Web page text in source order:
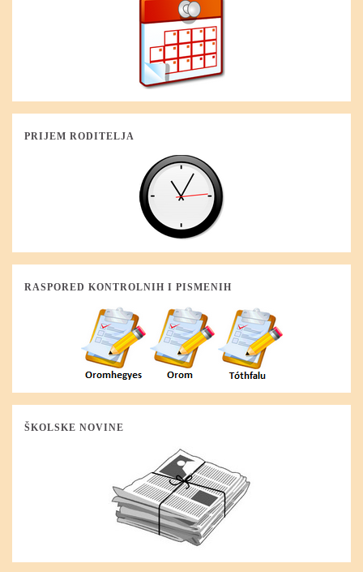
PRIJEM RODITELJA
RASPORED KONTROLNIH I PISMENIH
ŠKOLSKE NOVINE